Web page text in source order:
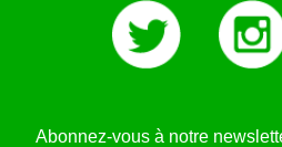
Abonnez-vous à notre